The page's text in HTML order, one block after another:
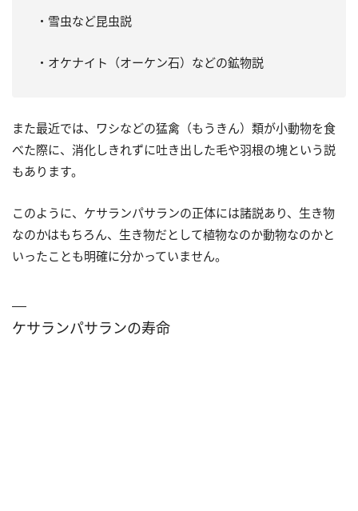
・雪虫など昆虫説
・オケナイト（オーケン石）などの鉱物説
また最近では、ワシなどの猛禽（もうきん）類が小動物を食
べた際に、消化しきれずに吐き出した毛や羽根の塊という説
もあります。
このように、ケサランパサランの正体には諸説あり、生き物
なのかはもちろん、生き物だとして植物なのか動物なのかと
いったことも明確に分かっていません。
ケサランパサランの寿命